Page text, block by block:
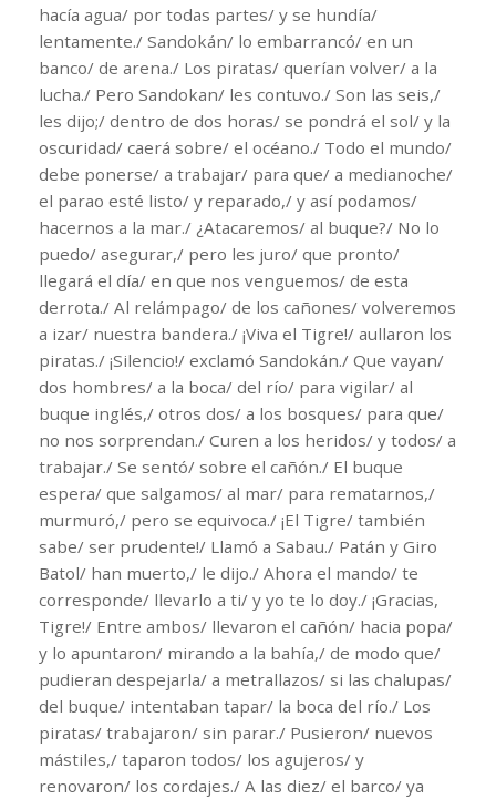
hacía agua/ por todas partes/ y se hundía/
lentamente./ Sandokán/ lo embarrancó/ en un
banco/ de arena./ Los piratas/ querían volver/ a la
lucha./ Pero Sandokan/ les contuvo./ Son las seis,/
les dijo;/ dentro de dos horas/ se pondrá el sol/ y la
oscuridad/ caerá sobre/ el océano./ Todo el mundo/
debe ponerse/ a trabajar/ para que/ a medianoche/
el parao esté listo/ y reparado,/ y así podamos/
hacernos a la mar./ ¿Atacaremos/ al buque?/ No lo
puedo/ asegurar,/ pero les juro/ que pronto/
llegará el día/ en que nos venguemos/ de esta
derrota./ Al relámpago/ de los cañones/ volveremos
a izar/ nuestra bandera./ ¡Viva el Tigre!/ aullaron los
piratas./ ¡Silencio!/ exclamó Sandokán./ Que vayan/
dos hombres/ a la boca/ del río/ para vigilar/ al
buque inglés,/ otros dos/ a los bosques/ para que/
no nos sorprendan./ Curen a los heridos/ y todos/ a
trabajar./ Se sentó/ sobre el cañón./ El buque
espera/ que salgamos/ al mar/ para rematarnos,/
murmuró,/ pero se equivoca./ ¡El Tigre/ también
sabe/ ser prudente!/ Llamó a Sabau./ Patán y Giro
Batol/ han muerto,/ le dijo./ Ahora el mando/ te
corresponde/ llevarlo a ti/ y yo te lo doy./ ¡Gracias,
Tigre!/ Entre ambos/ llevaron el cañón/ hacia popa/
y lo apuntaron/ mirando a la bahía,/ de modo que/
pudieran despejarla/ a metrallazos/ si las chalupas/
del buque/ intentaban tapar/ la boca del río./ Los
piratas/ trabajaron/ sin parar./ Pusieron/ nuevos
mástiles,/ taparon todos/ los agujeros/ y
renovaron/ los cordajes./ A las diez/ el barco/ ya